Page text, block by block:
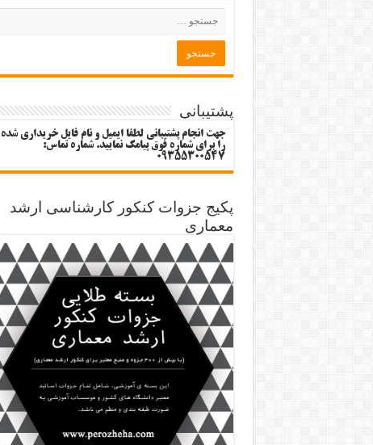
پشتیبانی
جهت انجام پشتیبانی لطفا ایمیل و نام فایل خریداری شده
را برای شماره فوق پیامک نمایید. شماره تماس:
09355300547
پکیج جزوات کنکور کارشناسی ارشد
معماری